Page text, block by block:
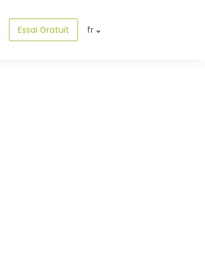
Essai Gratuit fr